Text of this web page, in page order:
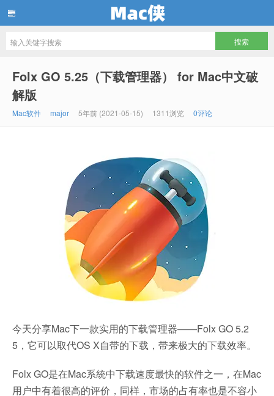
Folx GO 5.25（下载管理器） for Mac中文破
解版
Mac软件 major 5年前 (2021-05-15) 1311浏览 0评论
今天分享Mac下一款实用的下载管理器——Folx GO 5.2
5，它可以取代OS X自带的下载，带来极大的下载效率。
Folx GO是在Mac系統中下载速度最快的软件之一，在Mac
用户中有着很高的评价，同样，市场的占有率也是不容小